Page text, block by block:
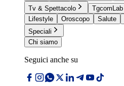
Tv & Spettacolo
TgcomLab
Lifestyle
Oroscopo Salute
Speciali
Chi siamo
Seguici anche su